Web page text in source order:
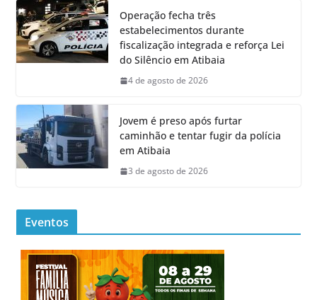
Operação fecha três
estabelecimentos durante
fiscalização integrada e reforça Lei
do Silêncio em Atibaia
4 de agosto de 2026
Jovem é preso após furtar
caminhão e tentar fugir da polícia
em Atibaia
3 de agosto de 2026
Eventos